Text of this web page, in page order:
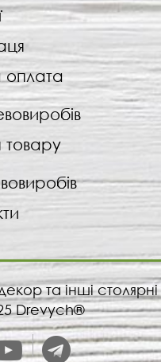
оплата
товару
та інші столярні
Drevych®